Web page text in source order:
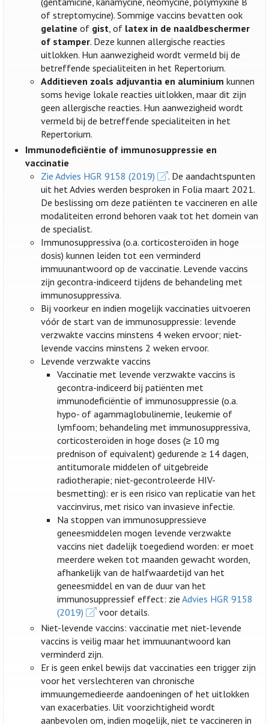
of streptomycine). Sommige vaccins bevatten ook
gelatine of gist, of latex in de naaldbeschermer
of stamper. Deze kunnen allergische reacties
uitlokken. Hun aanwezigheid wordt vermeld bij de
betreffende specialiteiten in het Repertorium.
Additieven zoals adjuvantia en aluminium kunnen
soms hevige lokale reacties uitlokken, maar dit zijn
geen allergische reacties. Hun aanwezigheid wordt
vermeld bij de betreffende specialiteiten in het
Repertorium.
Immunodeficiëntie of immunosuppressie en
vaccinatie
Zie Advies HGR 9158 (2019)
. De aandachtspunten
uit het Advies werden besproken in Folia maart 2021.
De beslissing om deze patiënten te vaccineren en alle
modaliteiten errond behoren vaak tot het domein van
de specialist.
Immunosuppressiva (o.a. corticosteroïden in hoge
dosis) kunnen leiden tot een verminderd
immuunantwoord op de vaccinatie. Levende vaccins
zijn gecontra-indiceerd tijdens de behandeling met
immunosuppressiva.
Bij voorkeur en indien mogelijk vaccinaties uitvoeren
vóór de start van de immunosuppressie: levende
verzwakte vaccins minstens 4 weken ervoor; niet-
levende vaccins minstens 2 weken ervoor.
Levende verzwakte vaccins
Vaccinatie met levende verzwakte vaccins is
gecontra-indiceerd bij patiënten met
immunodeficiëntie of immunosuppressie (o.a.
hypo- of agammaglobulinemie, leukemie of
lymfoom; behandeling met immunosuppressiva,
corticosteroïden in hoge doses (≥ 10 mg
prednison of equivalent) gedurende ≥ 14 dagen,
antitumorale middelen of uitgebreide
radiotherapie; niet-gecontroleerde HIV-
besmetting): er is een risico van replicatie van het
vaccinvirus, met risico van invasieve infectie.
Na stoppen van immunosuppressieve
geneesmiddelen mogen levende verzwakte
vaccins niet dadelijk toegediend worden: er moet
meerdere weken tot maanden gewacht worden,
afhankelijk van de halfwaardetijd van het
geneesmiddel en van de duur van het
immunosuppressief effect: zie Advies HGR 9158
(2019)
voor details.
Niet-levende vaccins: vaccinatie met niet-levende
vaccins is veilig maar het immuunantwoord kan
verminderd zijn.
Er is geen enkel bewijs dat vaccinaties een trigger zijn
voor het verslechteren van chronische
immuungemedieerde aandoeningen of het uitlokken
van exacerbaties. Uit voorzichtigheid wordt
aanbevolen om, indien mogelijk, niet te vaccineren in